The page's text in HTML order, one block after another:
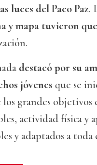
luces del Paco Paz.
y mapa tuvieron
destacó por su
jóvenes que se
los grandes
actividad física y
y adaptados a toda